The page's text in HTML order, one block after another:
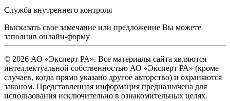
Служба внутреннего контроля
Высказать свое замечание или предложение Вы можете
заполнив онлайн-форму
© 2026 АО «Эксперт РА». Все материалы сайта являются
интеллектуальной собственностью АО «Эксперт РА» (кроме
случаев, когда прямо указано другое авторство) и охраняются
законом. Представленная информация предназначена для
использования исключительно в ознакомительных целях.